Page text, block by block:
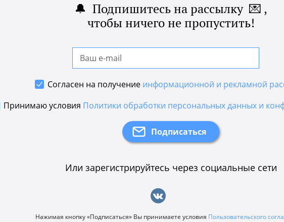
🔔 Подпишитесь на рассылку 💌 ,
чтобы ничего не пропустить!
Согласен на получение информационной и рекламной
Принимаю условия Политики обработки персональных данных и
Или зарегистрируйтесь через социальные сети
Нажимая кнопку «Подписаться» Вы принимаете условия Пользовательского